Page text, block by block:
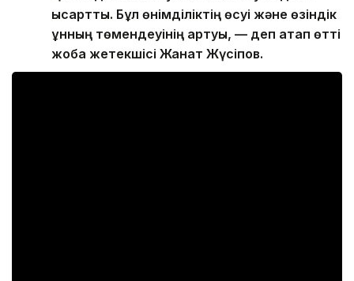
қысқарттық. Бұл өнімділіктің өсуі және өзіндік
құнның төмендеуінің артуы, — деп атап өтті
жоба жетекшісі Жанат Жүсіпов.